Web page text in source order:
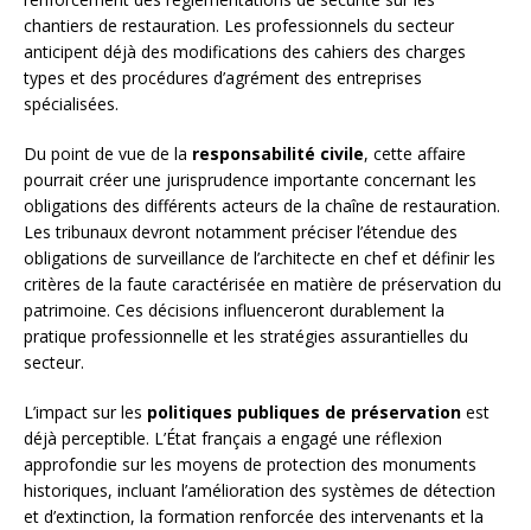
chantiers de restauration. Les professionnels du secteur
anticipent déjà des modifications des cahiers des charges
types et des procédures d’agrément des entreprises
spécialisées.
Du point de vue de la responsabilité civile, cette affaire
pourrait créer une jurisprudence importante concernant les
obligations des différents acteurs de la chaîne de restauration.
Les tribunaux devront notamment préciser l’étendue des
obligations de surveillance de l’architecte en chef et définir les
critères de la faute caractérisée en matière de préservation du
patrimoine. Ces décisions influenceront durablement la
pratique professionnelle et les stratégies assurantielles du
secteur.
L’impact sur les politiques publiques de préservation est
déjà perceptible. L’État français a engagé une réflexion
approfondie sur les moyens de protection des monuments
historiques, incluant l’amélioration des systèmes de détection
et d’extinction, la formation renforcée des intervenants et la